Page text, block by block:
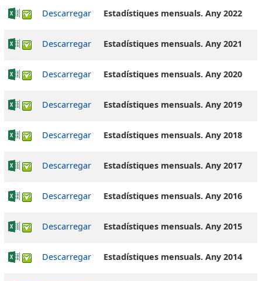
Descarregar Estadístiques mensuals. Any 2022
Descarregar Estadístiques mensuals. Any 2021
Descarregar Estadístiques mensuals. Any 2020
Descarregar Estadístiques mensuals. Any 2019
Descarregar Estadístiques mensuals. Any 2018
Descarregar Estadístiques mensuals. Any 2017
Descarregar Estadístiques mensuals. Any 2016
Descarregar Estadístiques mensuals. Any 2015
Descarregar Estadístiques mensuals. Any 2014